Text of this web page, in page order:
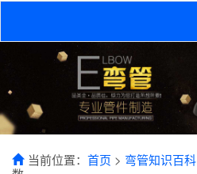
当前位置： 首页 > 弯管知识百科